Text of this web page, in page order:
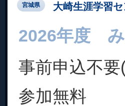
宮城県 大崎生涯学習
2026年度 み
事前申込不要
参加無料